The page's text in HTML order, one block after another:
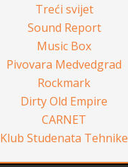
Treći svijet
Sound Report
Music Box
Pivovara Medvedgrad
Rockmark
Dirty Old Empire
CARNET
Klub Studenata Tehnike